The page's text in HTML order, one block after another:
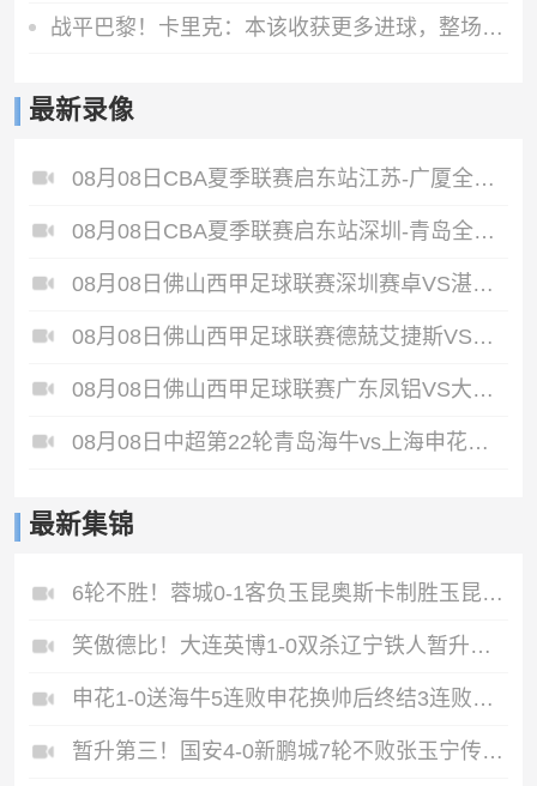
战平巴黎！卡里克：本该收获更多进球，整场闪光点很多，我很欣慰
最新录像
08月08日CBA夏季联赛启东站江苏-广厦全场录像
08月08日CBA夏季联赛启东站深圳-青岛全场录像
08月08日佛山西甲足球联赛深圳赛卓VS湛江热点·粤标售电全场录像
08月08日佛山西甲足球联赛德兢艾捷斯VS白坭兴龙全场录像
08月08日佛山西甲足球联赛广东凤铝VS大塘控股全场录像
08月08日中超第22轮青岛海牛vs上海申花全场录像
最新集锦
6轮不胜！蓉城0-1客负玉昆奥斯卡制胜玉昆暂第三蓉城全场1射正
笑傲德比！大连英博1-0双杀辽宁铁人暂升第2斯坦丘远射制胜
申花1-0送海牛5连败申花换帅后终结3连败阿苏埃助攻徐皓阳制胜
暂升第三！国安4-0新鹏城7轮不败张玉宁传射达万双响法比奥破门